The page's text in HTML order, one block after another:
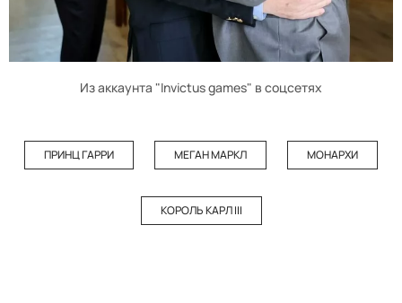
Из аккаунта "Invictus games" в соцсетях
ПРИНЦ ГАРРИ МЕГАН МАРКЛ МОНАРХИ
КОРОЛЬ КАРЛ III